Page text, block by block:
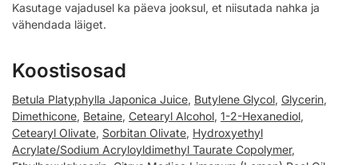
Kasutage vajadusel ka päeva jooksul, et niisutada nahka ja
vähendada läiget.
Koostisosad
Betula Platyphylla Japonica Juice, Butylene Glycol, Glycerin,
Dimethicone, Betaine, Cetearyl Alcohol, 1-2-Hexanediol,
Cetearyl Olivate, Sorbitan Olivate, Hydroxyethyl
Acrylate/Sodium Acryloyldimethyl Taurate Copolymer,